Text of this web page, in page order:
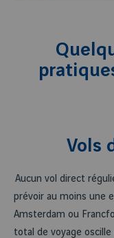
Vols
Aucun vol direct
prévoir au moins une
Amsterdam ou
total de voyage